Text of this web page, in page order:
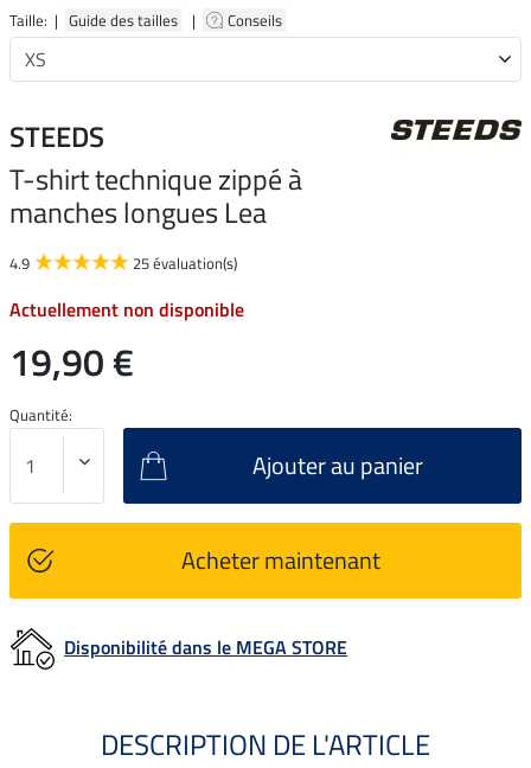
Taille: | Guide des tailles | Conseils
STEEDS
T-shirt technique zippé à
manches longues Lea
4.9 25 évaluation(s)
Actuellement non disponible
19,90 €
Quantité:
Ajouter au panier
Acheter maintenant
Disponibilité dans le MEGA STORE
DESCRIPTION DE L'ARTICLE